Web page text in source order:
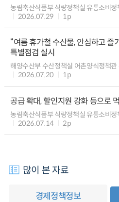
농림축산식품부 식량정책실 유통소비
2026.07.29
1p
“여름 휴가철 수산물, 안심하고 즐
특별점검 실시
해양수산부 수산정책실 어촌양식정책
2026.07.20
1p
공급 확대, 할인지원 강화 등으로
농림축산식품부 식량정책실 유통소비
2026.07.14
2p
많이 본 자료
경제정책정보